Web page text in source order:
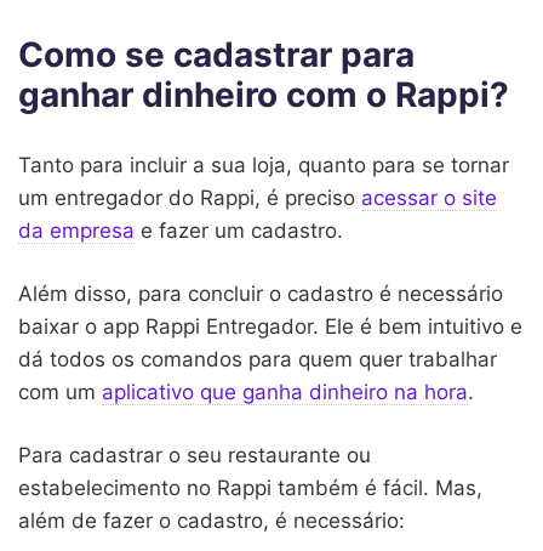
Como se cadastrar para
ganhar dinheiro com o Rappi?
Tanto para incluir a sua loja, quanto para se tornar
um entregador do Rappi, é preciso acessar o site
da empresa e fazer um cadastro.
Além disso, para concluir o cadastro é necessário
baixar o app Rappi Entregador. Ele é bem intuitivo e
dá todos os comandos para quem quer trabalhar
com um aplicativo que ganha dinheiro na hora.
Para cadastrar o seu restaurante ou
estabelecimento no Rappi também é fácil. Mas,
além de fazer o cadastro, é necessário: